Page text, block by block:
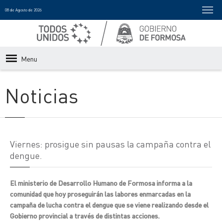
08 de Agosto de 2026
Menu
Noticias
Viernes: prosigue sin pausas la campaña contra el
dengue.
El ministerio de Desarrollo Humano de Formosa informa a la
comunidad que hoy proseguirán las labores enmarcadas en la
campaña de lucha contra el dengue que se viene realizando desde el
Gobierno provincial a través de distintas acciones.